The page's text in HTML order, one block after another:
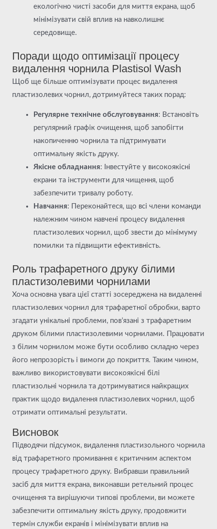
екологічно чисті засоби для миття екрана, щоб
мінімізувати свій вплив на навколишнє
середовище.
Поради щодо оптимізації процесу
видалення чорнила Plastisol Wash
Щоб ще більше оптимізувати процес видалення
пластизолевих чорнил, дотримуйтеся таких порад:
Регулярне технічне обслуговування: Встановіть
регулярний графік очищення, щоб запобігти
накопиченню чорнила та підтримувати
оптимальну якість друку.
Якісне обладнання: Інвестуйте у високоякісні
екрани та інструменти для чищення, щоб
забезпечити тривалу роботу.
Навчання: Переконайтеся, що всі члени команди
належним чином навчені процесу видалення
пластизолевих чорнил, щоб звести до мінімуму
помилки та підвищити ефективність.
Роль трафаретного друку білими
пластизолевими чорнилами
Хоча основна увага цієї статті зосереджена на видаленні
пластизолевих чорнил для трафаретної обробки, варто
згадати унікальні проблеми, пов’язані з трафаретним
друком білими пластизолевими чорнилами. Працювати
з білим чорнилом може бути особливо складно через
його непрозорість і вимоги до покриття. Таким чином,
важливо використовувати високоякісні білі
пластизольні чорнила та дотримуватися найкращих
практик щодо видалення пластизолевих чорнил, щоб
отримати оптимальні результати.
Висновок
Підводячи підсумок, видалення пластизольного чорнила
від трафаретного промивання є критичним аспектом
процесу трафаретного друку. Вибравши правильний
засіб для миття екрана, виконавши ретельний процес
очищення та вирішуючи типові проблеми, ви можете
забезпечити оптимальну якість друку, продовжити
термін служби екранів і мінімізувати вплив на